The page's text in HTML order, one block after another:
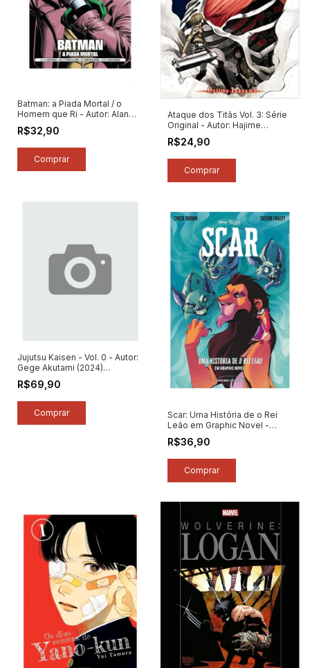
Batman: a Piada Mortal / o
Homem que Ri - Autor: Alan
Moore / Brian Bolland / Ed
Brubaker / Doug Mahnke
(2025) [novo]
R$32,90
Ataque dos Titãs Vol. 3: Série
Original - Autor: Hajime
Isayama (2010) [usado]
R$24,90
Jujutsu Kaisen - Vol. 0 - Autor:
Gege Akutami (2024)
[seminovo]
R$69,90
Scar: Uma História de o Rei
Leão em Graphic Novel -
Autor: Chuck Brown / Trevor
Fraley (2024) [seminovo]
R$36,90